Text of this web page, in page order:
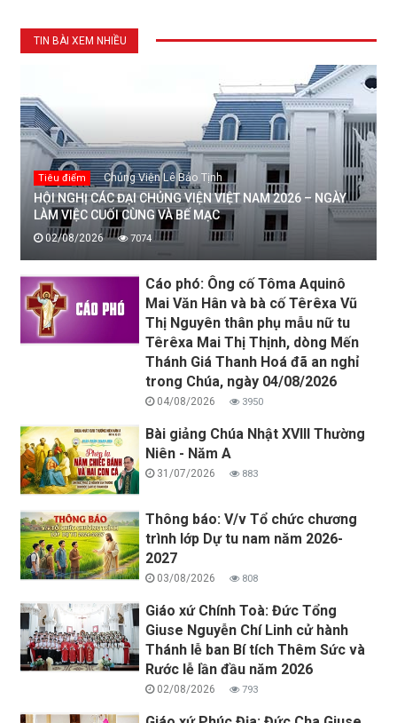
TIN BÀI XEM NHIỀU
Tiêu điểm Chủng Viện Lê Bảo Tịnh
HỘI NGHỊ CÁC ĐẠI CHỦNG VIỆN VIỆT NAM 2026 – NGÀY
LÀM VIỆC CUỐI CÙNG VÀ BẾ MẠC
02/08/2026 7074
Cáo phó: Ông cố Tôma Aquinô
Mai Văn Hân và bà cố Têrêxa Vũ
Thị Nguyên thân phụ mẫu nữ tu
Têrêxa Mai Thị Thịnh, dòng Mến
Thánh Giá Thanh Hoá đã an nghỉ
trong Chúa, ngày 04/08/2026
04/08/2026 3950
Bài giảng Chúa Nhật XVIII Thường
Niên - Năm A
31/07/2026 883
Thông báo: V/v Tổ chức chương
trình lớp Dự tu nam năm 2026-
2027
03/08/2026 808
Giáo xứ Chính Toà: Đức Tổng
Giuse Nguyễn Chí Linh cử hành
Thánh lễ ban Bí tích Thêm Sức và
Rước lễ lần đầu năm 2026
02/08/2026 793